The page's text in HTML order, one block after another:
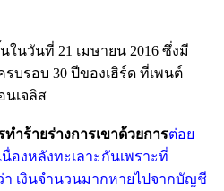
นวันที่ 21 เมษายน 2016 ซึ่งมี
บรอบ 30 ปีของเฮิร์ด ที่เพนต์
นเจลิส
ำร้ายร่างการเขาด้วยการต่อย
องหลังทะเลาะกันเพราะที่
า เงินจำนวนมากหายไปจากบัญชี